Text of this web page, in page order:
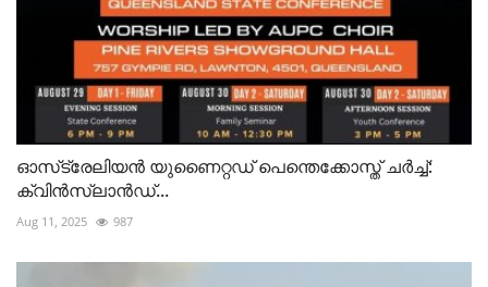
ഓസ്‌ട്രേലിയൻ യുണൈറ്റഡ് പെന്തെക്കോസ്ത്‌ ചർച്ച്:
ക്വിൻസ്‌ലാൻഡ്...
Aug 11, 2025 987